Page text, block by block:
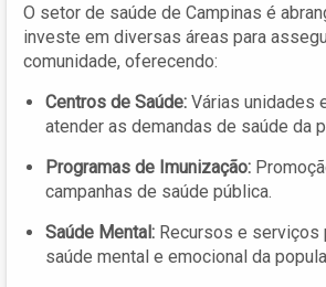
O setor de saúde de Campinas é
investe em diversas áreas para
comunidade, oferecendo:
Centros de Saúde: Várias unidades
atender as demandas de saúde da
Programas de Imunização:
campanhas de saúde pública.
Saúde Mental: Recursos e serviços
saúde mental e emocional da